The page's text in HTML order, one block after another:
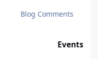
Blog Comments
Events